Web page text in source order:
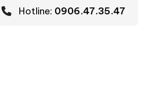
Hotline: 0906.47.35.47